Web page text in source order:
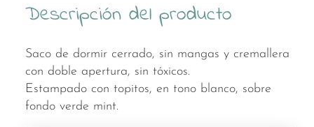
cerrado
quantity
Descripción del producto
Saco de dormir cerrado, sin mangas y cremallera
con doble apertura, sin tóxicos.
Estampado con topitos, en tono blanco, sobre
fondo verde mint.